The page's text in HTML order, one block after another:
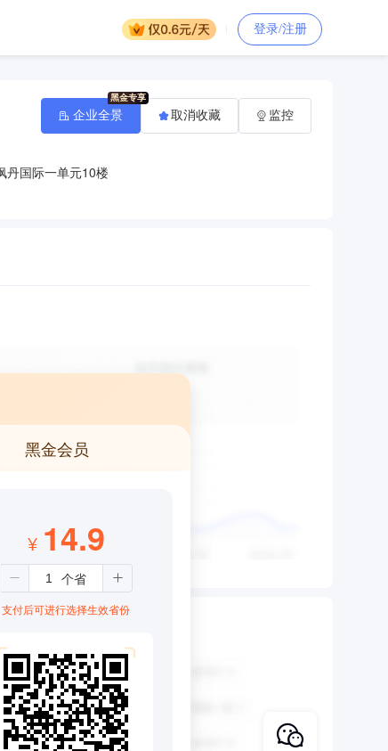
登录/注册
丹国际一单元10楼
企业全景 取消收藏 监控
黑金会员
¥ 14.9
支付后可进行选择生效省份